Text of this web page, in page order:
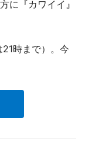
に『カワイイ』
時まで）。今